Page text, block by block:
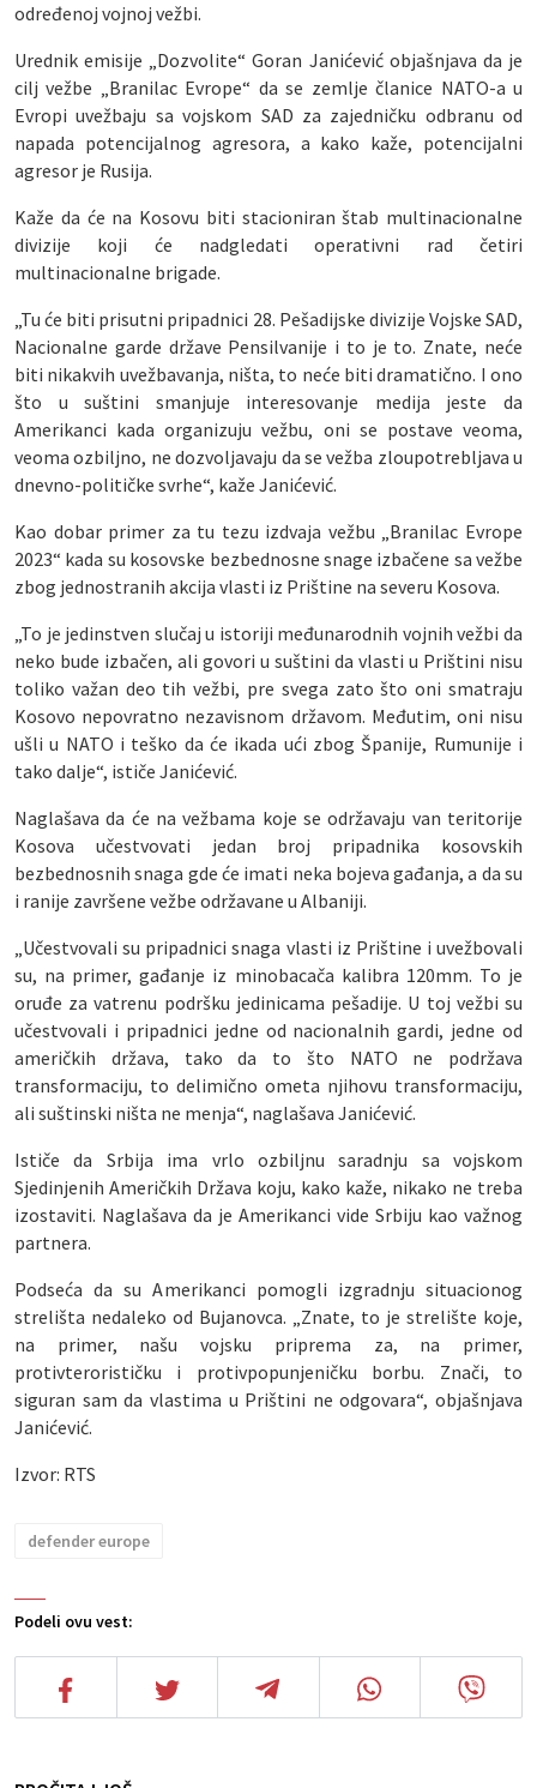
Podeli ovu vest:
određenoj vojnoj vežbi.
Urednik emisije „Dozvolite“ Goran Janićević objašnjava da je
cilj vežbe „Branilac Evrope“ da se zemlje članice NATO-a u
Evropi uvežbaju sa vojskom SAD za zajedničku odbranu od
napada potencijalnog agresora, a kako kaže, potencijalni
agresor je Rusija.
Kaže da će na Kosovu biti stacioniran štab multinacionalne
divizije koji će nadgledati operativni rad četiri
multinacionalne brigade.
„Tu će biti prisutni pripadnici 28. Pešadijske divizije Vojske SAD,
Nacionalne garde države Pensilvanije i to je to. Znate, neće
biti nikakvih uvežbavanja, ništa, to neće biti dramatično. I ono
što u suštini smanjuje interesovanje medija jeste da
Amerikanci kada organizuju vežbu, oni se postave veoma,
veoma ozbiljno, ne dozvoljavaju da se vežba zloupotrebljava u
dnevno-političke svrhe“, kaže Janićević.
Kao dobar primer za tu tezu izdvaja vežbu „Branilac Evrope
2023“ kada su kosovske bezbednosne snage izbačene sa vežbe
zbog jednostranih akcija vlasti iz Prištine na severu Kosova.
„To je jedinstven slučaj u istoriji međunarodnih vojnih vežbi da
neko bude izbačen, ali govori u suštini da vlasti u Prištini nisu
toliko važan deo tih vežbi, pre svega zato što oni smatraju
Kosovo nepovratno nezavisnom državom. Međutim, oni nisu
ušli u NATO i teško da će ikada ući zbog Španije, Rumunije i
tako dalje“, ističe Janićević.
Naglašava da će na vežbama koje se održavaju van teritorije
Kosova učestvovati jedan broj pripadnika kosovskih
bezbednosnih snaga gde će imati neka bojeva gađanja, a da su
i ranije završene vežbe održavane u Albaniji.
„Učestvovali su pripadnici snaga vlasti iz Prištine i uvežbovali
su, na primer, gađanje iz minobacača kalibra 120mm. To je
oruđe za vatrenu podršku jedinicama pešadije. U toj vežbi su
učestvovali i pripadnici jedne od nacionalnih gardi, jedne od
američkih država, tako da to što NATO ne podržava
transformaciju, to delimično ometa njihovu transformaciju,
ali suštinski ništa ne menja“, naglašava Janićević.
Ističe da Srbija ima vrlo ozbiljnu saradnju sa vojskom
Sjedinjenih Američkih Država koju, kako kaže, nikako ne treba
izostaviti. Naglašava da je Amerikanci vide Srbiju kao važnog
partnera.
Podseća da su Amerikanci pomogli izgradnju situacionog
strelišta nedaleko od Bujanovca. „Znate, to je strelište koje,
na primer, našu vojsku priprema za, na primer,
protivterorističku i protivpopunjeničku borbu. Znači, to
siguran sam da vlastima u Prištini ne odgovara“, objašnjava
Janićević.
Izvor: RTS
defender europe